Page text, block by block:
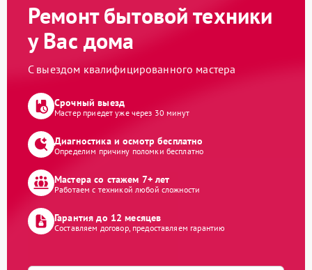
Ремонт бытовой техники
у Вас дома
С выездом квалифицированного мастера
Срочный выезд
Мастер приедет уже через 30 минут
Диагностика и осмотр бесплатно
Определим причину поломки бесплатно
Мастера со стажем 7+ лет
Работаем с техникой любой сложности
Гарантия до 12 месяцев
Составляем договор, предоставляем гарантию